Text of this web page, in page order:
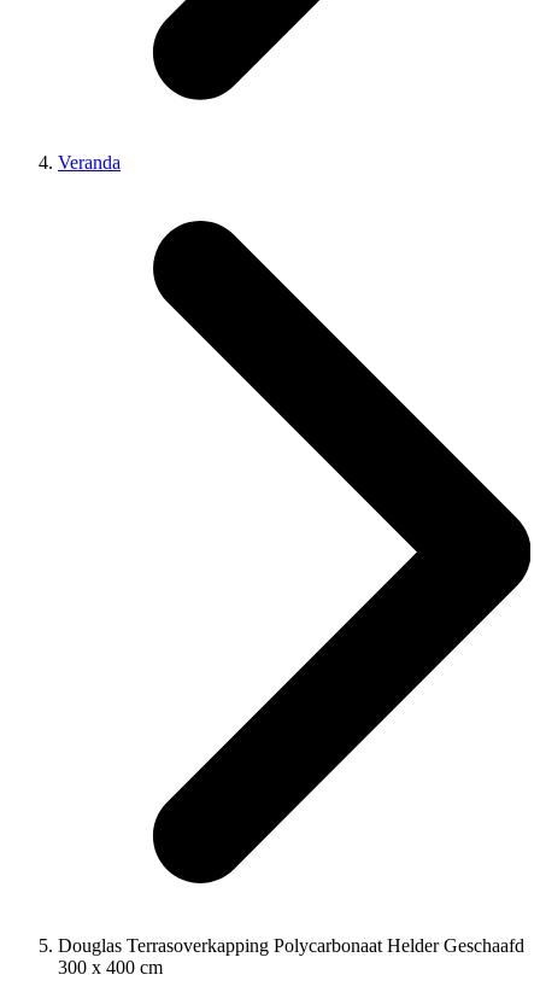
Veranda
Douglas Terrasoverkapping Polycarbonaat Helder Geschaafd
300 x 400 cm